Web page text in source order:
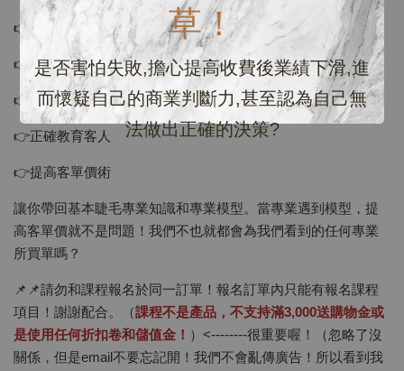
草！
是否害怕失敗,擔心提高收費後業績下滑,進
而懷疑自己的商業判斷力,甚至認為自己無
法做出正確的決策?
👉認識你的毛料
👉坊間毛料差異
👉分辨毛料優勢
👉正確教育客人
👉提高客單價術
讓你帶回基本睫毛專業知識和專業模型。當專業遇到模型，提
高客單價就不是問題！我們不也就都會為我們看到的任何專業
所買單嗎？
📌📌請勿和課程報名於同一訂單！報名訂單內只能有報名課程
項目！謝謝配合。（課程不是產品，不支持滿3,000送購物金或
是使用任何折扣卷和儲值金！ ）<--------很重要喔！（忽略了沒
關係，但是email不要忘記開！我們不會亂傳廣告！所以看到我